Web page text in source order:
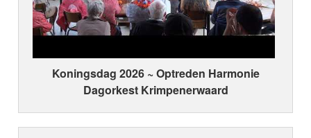
Koningsdag 2026 ~ Optreden Harmonie
Dagorkest Krimpenerwaard